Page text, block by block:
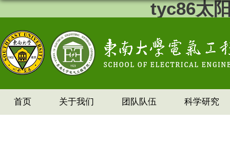
tyc86太
首页 关于我们 团队队伍 科学研究